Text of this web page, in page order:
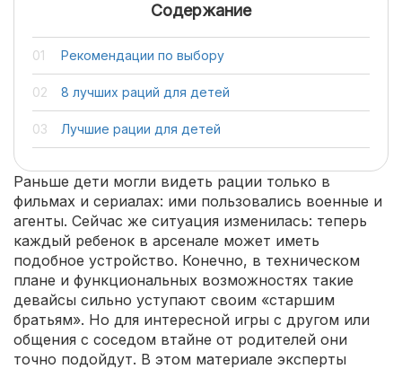
Содержание
Рекомендации по выбору
8 лучших раций для детей
Лучшие рации для детей
Раньше дети могли видеть рации только в
фильмах и сериалах: ими пользовались военные и
агенты. Сейчас же ситуация изменилась: теперь
каждый ребенок в арсенале может иметь
подобное устройство. Конечно, в техническом
плане и функциональных возможностях такие
девайсы сильно уступают своим «старшим
братьям». Но для интересной игры с другом или
общения с соседом втайне от родителей они
точно подойдут. В этом материале эксперты